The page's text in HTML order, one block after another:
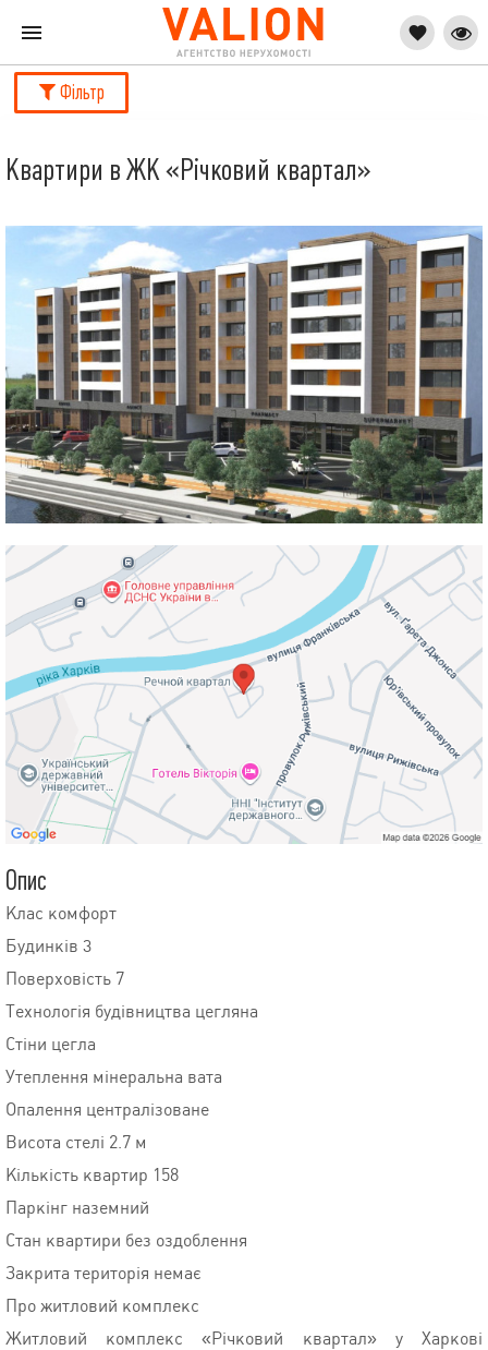
Фільтр
Квартири в ЖК «Річковий квартал»
Опис
Клас комфорт
Будинків 3
Поверховість 7
Технологія будівництва цегляна
Стіни цегла
Утеплення мінеральна вата
Опалення централізоване
Висота стелі 2.7 м
Кількість квартир 158
Паркінг наземний
Стан квартири без оздоблення
Закрита територія немає
Про житловий комплекс
Житловий комплекс «Річковий квартал» у Харкові